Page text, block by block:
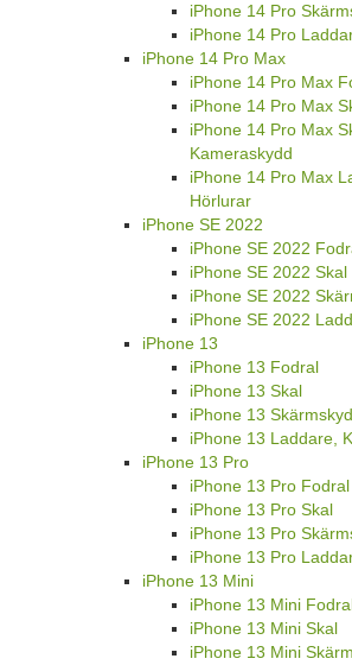
iPhone 14 Pro
iPhone 14 Pro
iPhone 14 Pro Max
iPhone 14 Pro Max
iPhone 14 Pro Max
iPhone 14 Pro Max
Kameraskydd
iPhone 14 Pro Max
Hörlurar
iPhone SE 2022
iPhone SE 2022
iPhone SE 2022 Skal
iPhone SE 2022
iPhone SE 2022
iPhone 13
iPhone 13 Fodral
iPhone 13 Skal
iPhone 13
iPhone 13 Laddare,
iPhone 13 Pro
iPhone 13 Pro Fodral
iPhone 13 Pro Skal
iPhone 13 Pro
iPhone 13 Pro
iPhone 13 Mini
iPhone 13 Mini
iPhone 13 Mini Skal
iPhone 13 Mini